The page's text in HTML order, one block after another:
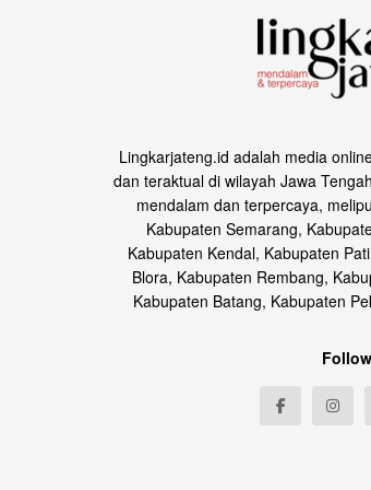
Lingkarjateng.id adalah media
dan teraktual di wilayah Jawa
mendalam dan terpercaya,
Kabupaten Semarang,
Kabupaten Kendal, Kabupaten
Blora, Kabupaten Rembang,
Kabupaten Batang, Kabupaten